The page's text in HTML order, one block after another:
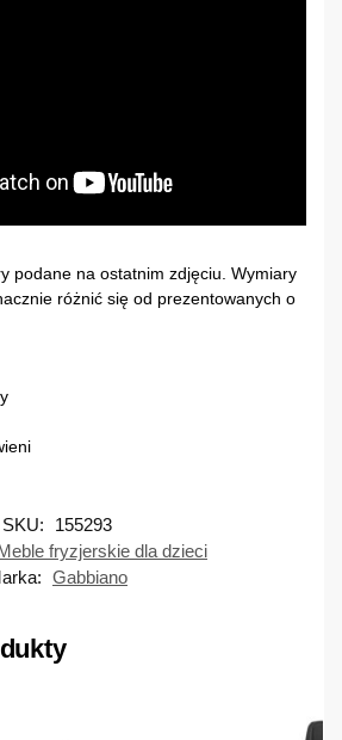
podane na ostatnim zdjęciu. Wymiary
różnić się od prezentowanych o
SKU:
155293
fryzjerskie dla dzieci
Gabbiano